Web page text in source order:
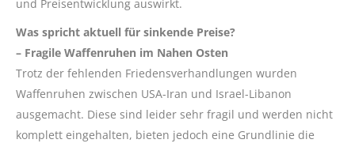
und Preisentwicklung auswirkt.
Was spricht aktuell für sinkende Preise?
– Fragile Waffenruhen im Nahen Osten
Trotz der fehlenden Friedensverhandlungen wurden
Waffenruhen zwischen USA-Iran und Israel-Libanon
ausgemacht. Diese sind leider sehr fragil und werden nicht
komplett eingehalten, bieten jedoch eine Grundlinie die